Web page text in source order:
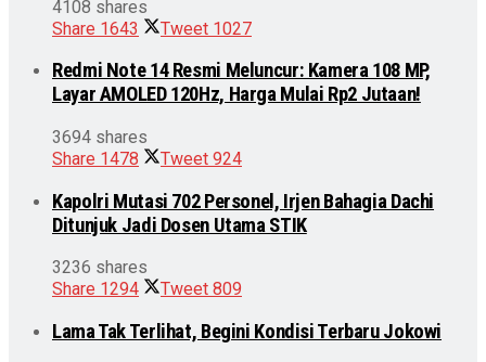
4108 shares
Share 1643 Tweet 1027
Redmi Note 14 Resmi Meluncur: Kamera 108 MP,
Layar AMOLED 120Hz, Harga Mulai Rp2 Jutaan!
3694 shares
Share 1478 Tweet 924
Kapolri Mutasi 702 Personel, Irjen Bahagia Dachi
Ditunjuk Jadi Dosen Utama STIK
3236 shares
Share 1294 Tweet 809
Lama Tak Terlihat, Begini Kondisi Terbaru Jokowi